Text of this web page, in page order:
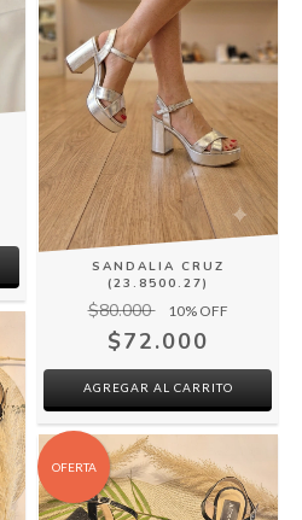
SANDALIA CRUZ
(23.8500.27)
$80.000 10% OFF
$72.000
AGREGAR AL CARRITO
OFERTA